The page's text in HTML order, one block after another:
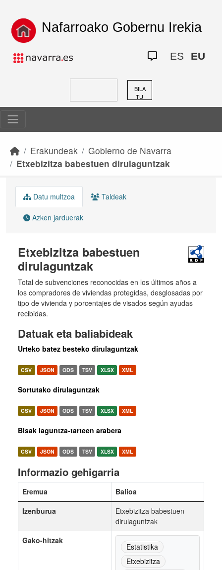
Nafarroako Gobernu Irekia
ES EU
BILA
TU
Erakundeak
Gobierno de Navarra
Etxebizitza babestuen dirulaguntzak
Datu multzoa Taldeak
Azken jarduerak
Etxebizitza babestuen
dirulaguntzak
Total de subvenciones reconocidas en los últimos años a
los compradores de viviendas protegidas, desglosadas por
tipo de vivienda y porcentajes de visados según ayudas
recibidas.
Datuak eta baliabideak
Urteko batez besteko dirulaguntzak
CSV JSON ODS TSV XLSX XML
Sortutako dirulaguntzak
CSV JSON ODS TSV XLSX XML
Bisak laguntza-tarteen arabera
CSV JSON ODS TSV XLSX XML
Informazio gehigarria
Eremua
Balioa
Izenburua
Etxebizitza babestuen
dirulaguntzak
Gako-hitzak
Estatistika
Etxebizitza